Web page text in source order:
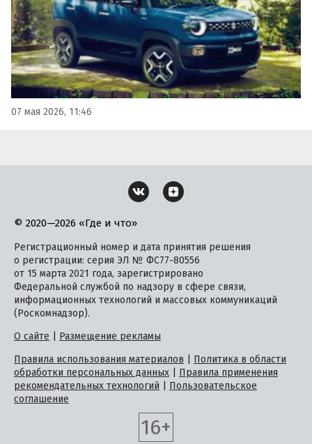
07 мая 2026, 11:46
© 2020—2026 «Где и что»
Регистрационный номер и дата принятия решения
о регистрации: серия ЭЛ № ФС77-80556
от 15 марта 2021 года, зарегистрировано
Федеральной службой по надзору в сфере связи,
информационных технологий и массовых коммуникаций
(Роскомнадзор).
О сайте
Размещение рекламы
Правила использования материалов
Политика в области
обработки персональных данных
Правила применения
рекомендательных технологий
Пользовательское
соглашение
16+